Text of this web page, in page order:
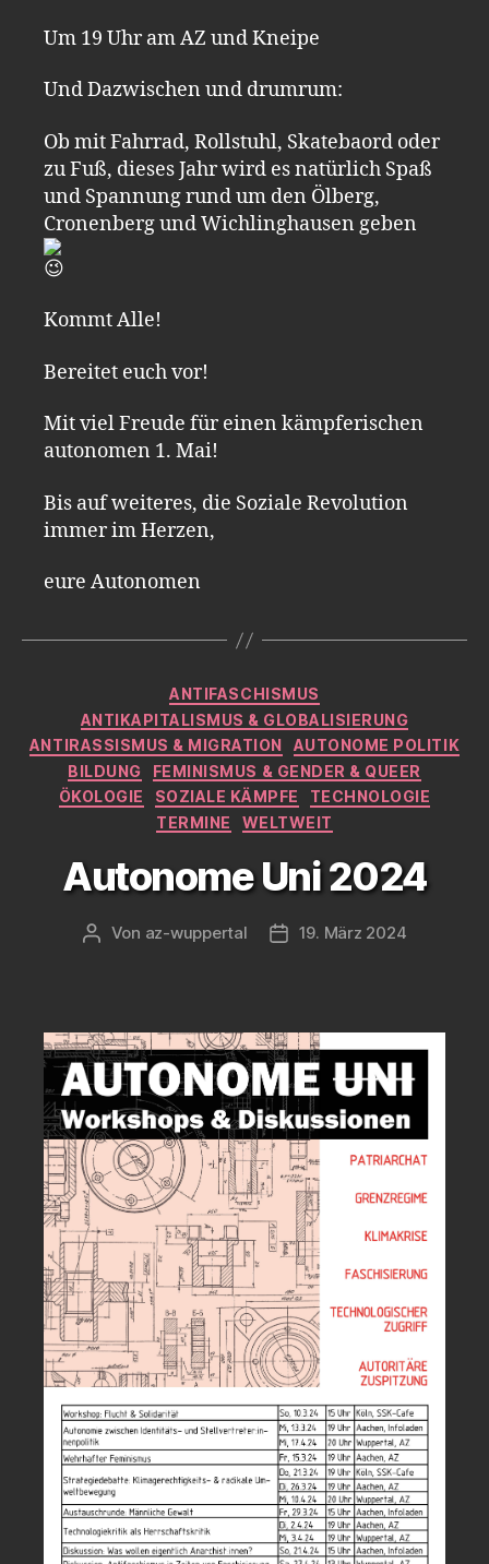
Um 19 Uhr am AZ und Kneipe
Und Dazwischen und drumrum:
Ob mit Fahrrad, Rollstuhl, Skatebaord oder
zu Fuß, dieses Jahr wird es natürlich Spaß
und Spannung rund um den Ölberg,
Cronenberg und Wichlinghausen geben
Kommt Alle!
Bereitet euch vor!
Mit viel Freude für einen kämpferischen
autonomen 1. Mai!
Bis auf weiteres, die Soziale Revolution
immer im Herzen,
eure Autonomen
Kategorien
ANTIFASCHISMUS
ANTIKAPITALISMUS & GLOBALISIERUNG
ANTIRASSISMUS & MIGRATION
AUTONOME POLITIK
BILDUNG
FEMINISMUS & GENDER & QUEER
ÖKOLOGIE
SOZIALE KÄMPFE
TECHNOLOGIE
TERMINE
WELTWEIT
Autonome Uni 2024
Beitragsautor
Von az-wuppertal Veröffentlichungsdatum
19. März 2024